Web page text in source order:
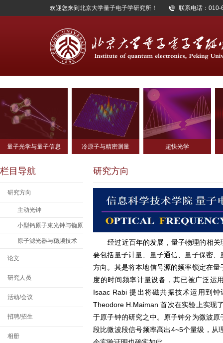
欢迎您来到北京大学量子电子学研究所！ 联系电话：
量子光学与量子信息 冷原子与精密测量 超快光学
栏目导航
研究方向
主动光钟
小型钙原子束光钟与铷原
子光钟
原子滤光器与稳频技术
论文
研究人员
活动/会议
招聘/招生
相册
研究方向
经过近百年的发展，量子物理的相
要包括量子计量、量子通信、量子保密
方向。其是将本地信号源的频率锁定在
度的时间频率计量设备，其已被广泛运
Isaac Rabi 提出将磁共振技术运用到
Theodore H.Maiman 首次在实验上实现
于原子钟的研究之中。原子钟分为微波
段比微波段信号频率高出4~5个量级，从